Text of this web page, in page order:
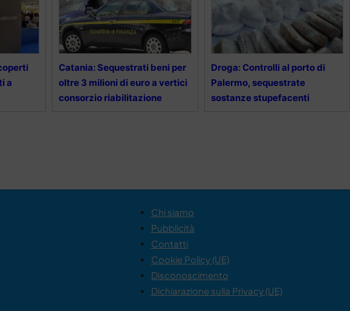
a
Catania: Sequestrati beni per
oltre 3 milioni di euro a vertici
consorzio riabilitazione
Droga: Controlli al porto di
Palermo, sequestrate
sostanze stupefacenti
Chi siamo
Pubblicità
Contatti
Cookie Policy (UE)
Disconoscimento
Dichiarazione sulla Privacy (UE)